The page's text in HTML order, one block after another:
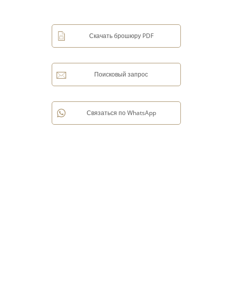
Скачать брошюру PDF
Поисковый запрос
Связаться по WhatsApp